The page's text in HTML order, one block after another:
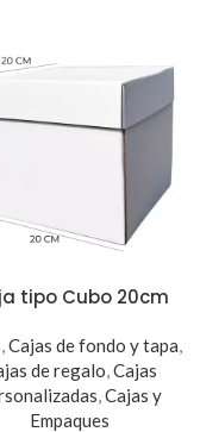
tipo Cubo 20cm
,Cajas de fondo y tapa,
de regalo,Cajas
,Cajas y
Empaques